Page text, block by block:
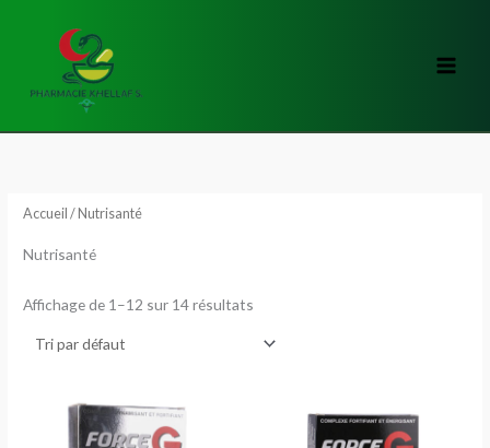
Accueil / Nutrisanté
Nutrisanté
Affichage de 1–12 sur 14 résultats